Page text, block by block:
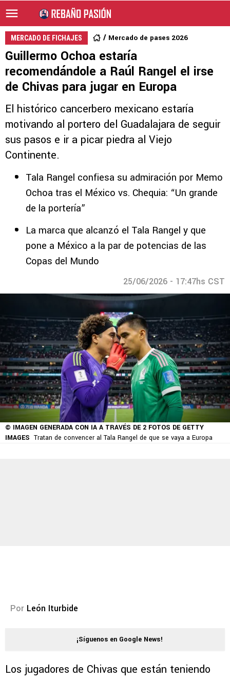
MERCADO DE FICHAJES Mercado de pases 2026
Guillermo Ochoa estaría
recomendándole a Raúl Rangel el irse
de Chivas para jugar en Europa
El histórico cancerbero mexicano estaría
motivando al portero del Guadalajara de seguir
sus pasos e ir a picar piedra al Viejo
Continente.
Tala Rangel confiesa su admiración por Memo
Ochoa tras el México vs. Chequia: “Un grande
de la portería”
La marca que alcanzó el Tala Rangel y que
pone a México a la par de potencias de las
Copas del Mundo
25/06/2026 - 17:47hs CST
© IMAGEN GENERADA CON IA A TRAVÉS DE 2 FOTOS DE GETTY
IMAGES Tratan de convencer al Tala Rangel de que se vaya a Europa
Por León Iturbide
¡Síguenos en Google News!
Los jugadores de Chivas que están teniendo